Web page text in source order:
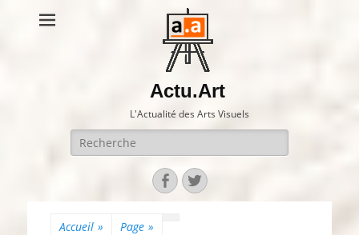
Actu.Art
L'Actualité des Arts Visuels
Recherche
pour:
Facebook
Twitter
Accueil » Page »